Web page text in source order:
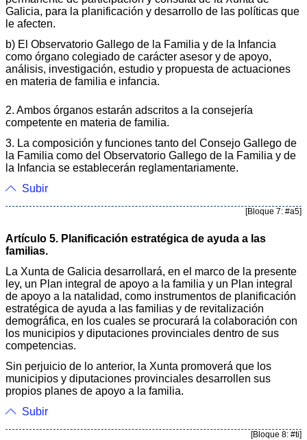
Galicia, para la planificación y desarrollo de las políticas que
le afecten.
b) El Observatorio Gallego de la Familia y de la Infancia
como órgano colegiado de carácter asesor y de apoyo,
análisis, investigación, estudio y propuesta de actuaciones
en materia de familia e infancia.
2. Ambos órganos estarán adscritos a la consejería
competente en materia de familia.
3. La composición y funciones tanto del Consejo Gallego de
la Familia como del Observatorio Gallego de la Familia y de
la Infancia se establecerán reglamentariamente.
Subir
[Bloque 7: #a5]
Artículo 5. Planificación estratégica de ayuda a las
familias.
La Xunta de Galicia desarrollará, en el marco de la presente
ley, un Plan integral de apoyo a la familia y un Plan integral
de apoyo a la natalidad, como instrumentos de planificación
estratégica de ayuda a las familias y de revitalización
demográfica, en los cuales se procurará la colaboración con
los municipios y diputaciones provinciales dentro de sus
competencias.
Sin perjuicio de lo anterior, la Xunta promoverá que los
municipios y diputaciones provinciales desarrollen sus
propios planes de apoyo a la familia.
Subir
[Bloque 8: #ti]